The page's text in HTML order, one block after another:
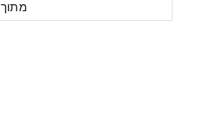
מתוך 4 חברות הובלות